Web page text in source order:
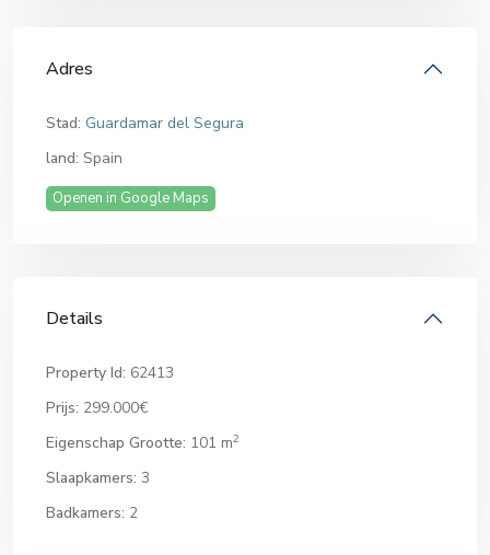
Adres
Stad: Guardamar del Segura
land: Spain
Openen in Google Maps
Details
Property Id: 62413
Prijs: 299.000€
Eigenschap Grootte: 101 m2
Slaapkamers: 3
Badkamers: 2